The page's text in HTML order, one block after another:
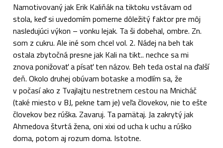
Namotivovaný jak Erik Kaliňák na tiktoku vstávam od
stola, keď si uvedomím pomerne dôležitý faktor pre môj
nasledujúci výkon – vonku lejak. Ta ši dobehal, ombre. Zn.
som z cukru. Ale iné som chcel vol. 2. Nádej na beh tak
ostala zbytočná presne jak Kali na tikt.. nechce sa mi
znova ponižovať a písať ten názov. Beh teda ostal na ďalší
deň. Okolo druhej obúvam botaske a modlím sa, že
v počasí ako z Tvajlajtu nestretnem cestou na Mnicháč
(také miesto v BJ, pekne tam je) veľa človekov, nie to ešte
človekov bez rúška. Zavaruj. Ta pamätaj. Ja zakrytý jak
Ahmedova štvrtá žena, oni xixi od ucha k uchu a rúško
doma, potom aj rozum doma. Istotne.